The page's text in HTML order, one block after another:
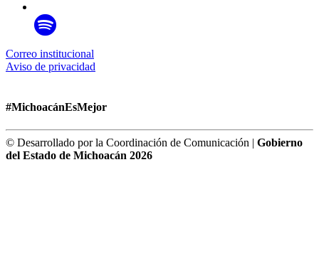
Correo institucional
Aviso de privacidad
#MichoacánEsMejor
© Desarrollado por la Coordinación de Comunicación | Gobierno
del Estado de Michoacán 2026